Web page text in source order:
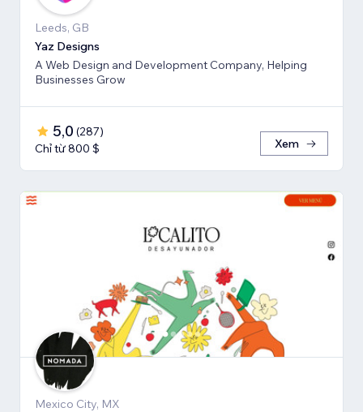
Leeds, GB
Yaz Designs
A Web Design and Development Company, Helping
Businesses Grow
5,0 (287)
Chỉ từ 800 $
Xem
Mexico City, MX